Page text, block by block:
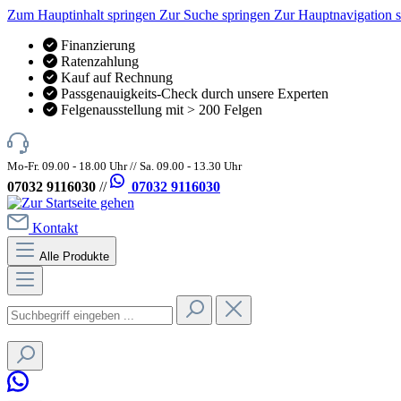
Zum Hauptinhalt springen Zur Suche springen Zur Hauptnavigation
Finanzierung
Ratenzahlung
Kauf auf Rechnung
Passgenauigkeits-Check durch unsere Experten
Felgenausstellung mit > 200 Felgen
Mo-Fr. 09.00 - 18.00 Uhr // Sa. 09.00 - 13.30 Uhr
07032 9116030 // 07032 9116030
Kontakt
Alle Produkte